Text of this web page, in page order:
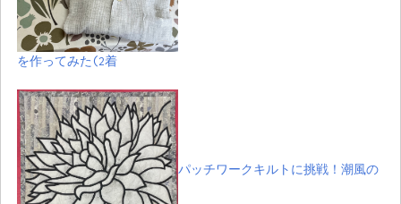
を作ってみた(2着
パッチワークキルトに挑戦！潮風の